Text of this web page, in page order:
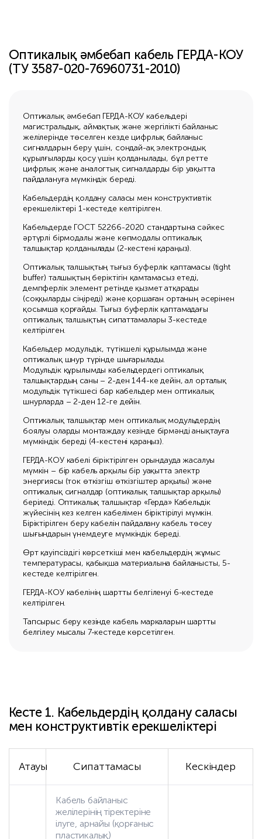
Оптикалық әмбебап кабель ГЕРДА-КОУ
(ТУ 3587-020-76960731-2010)
Оптикалық әмбебап ГЕРДА-КОУ кабельдері
магистральдық, аймақтық және жергілікті байланыс
желілерінде төселген кезде цифрлық байланыс
сигналдарын беру үшін, сондай-ақ электрондық
құрылғыларды қосу үшін қолданылады, бұл ретте
цифрлық және аналогтық сигналдарды бір уақытта
пайдалануға мүмкіндік береді.
Кабельдердің қолдану саласы мен конструктивтік
ерекшеліктері 1-кестеде келтірілген.
Кабельдерде ГОСТ 52266-2020 стандартына сәйкес
әртүрлі бірмодалы және көпмодалы оптикалық
талшықтар қолданылады (2-кестені қараңыз).
Оптикалық талшықтың тығыз буферлік қаптамасы (tight
buffer) талшықтың беріктігін қамтамасыз етеді,
демпферлік элемент ретінде қызмет атқарады
(соққыларды сіңіреді) және қоршаған ортаның әсерінен
қосымша қорғайды. Тығыз буферлік қаптамадағы
оптикалық талшықтың сипаттамалары 3-кестеде
келтірілген.
Кабельдер модульдік, түтікшелі құрылымда және
оптикалық шнур түрінде шығарылады.
Модульдік құрылымды кабельдердегі оптикалық
талшықтардың саны – 2-ден 144-ке дейін, ал орталық
модульдік түтікшесі бар кабельдер мен оптикалық
шнурларда – 2-ден 12-ге дейін.
Оптикалық талшықтар мен оптикалық модульдердің
боялуы оларды монтаждау кезінде бірмәнді анықтауға
мүмкіндік береді (4-кестені қараңыз).
ГЕРДА-КОУ кабелі біріктірілген орындауда жасалуы
мүмкін – бір кабель арқылы бір уақытта электр
энергиясы (ток өткізгіш өткізгіштер арқылы) және
оптикалық сигналдар (оптикалық талшықтар арқылы)
беріледі. Оптикалық талшықтар «Герда» Кабельдік
жүйесінің кез келген кабелімен біріктірілуі мүмкін.
Біріктірілген беру кабелін пайдалану кабель төсеу
шығындарын үнемдеуге мүмкіндік береді.
Өрт қауіпсіздігі көрсеткіші мен кабельдердің жұмыс
температурасы, қабықша материалына байланысты, 5-
кестеде келтірілген.
ГЕРДА-КОУ кабелінің шартты белгіленуі 6-кестеде
келтірілген.
Тапсырыс беру кезінде кабель маркаларын шартты
белгілеу мысалы 7-кестеде көрсетілген.
Кесте 1. Кабельдердің қолдану саласы
мен конструктивтік ерекшеліктері
Атауы Сипаттамасы Кескіндер
Кабель байланыс
желілерінің тіректеріне
ілуге, арнайы (қорғаныс
пластикалық)